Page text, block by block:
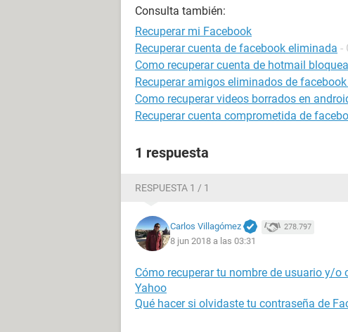
Consulta también:
Recuperar mi Facebook
Recuperar cuenta de facebook eliminada -
Como recuperar cuenta de hotmail
Recuperar amigos eliminados de
Como recuperar videos borrados en
Recuperar cuenta comprometida de
1 respuesta
RESPUESTA 1 / 1
Carlos Villagómez 278.797
8 jun 2018 a las 03:31
Cómo recuperar tu nombre de usuario y/o
Yahoo
Qué hacer si olvidaste tu contraseña de